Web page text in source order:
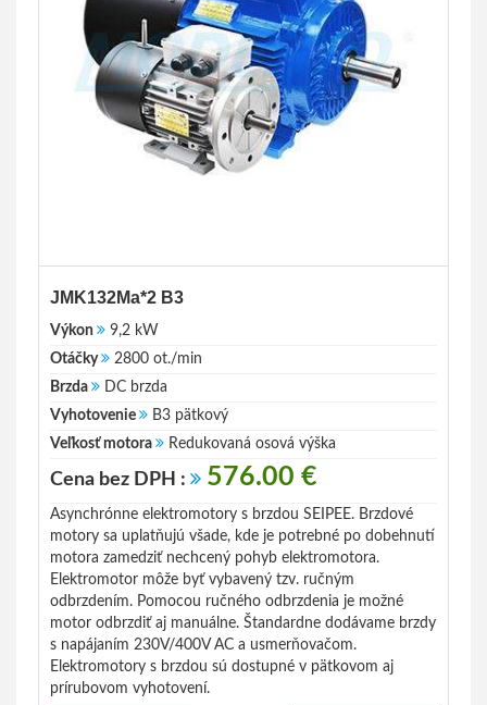
JMK132Ma*2 B3
Výkon
9,2 kW
Otáčky
2800 ot./min
Brzda
DC brzda
Vyhotovenie
B3 pätkový
Veľkosť motora
Redukovaná osová výška
Cena bez DPH : 576.00 €
Asynchrónne elektromotory s brzdou SEIPEE. Brzdové
motory sa uplatňujú všade, kde je potrebné po dobehnutí
motora zamedziť nechcený pohyb elektromotora.
Elektromotor môže byť vybavený tzv. ručným
odbrzdením. Pomocou ručného odbrzdenia je možné
motor odbrzdiť aj manuálne. Štandardne dodávame brzdy
s napájaním 230V/400V AC a usmerňovačom.
Elektromotory s brzdou sú dostupné v pätkovom aj
prírubovom vyhotovení.